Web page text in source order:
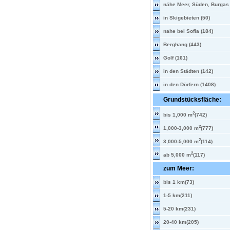
nähe Meer, Süden, Burgas
in Skigebieten (50)
nahe bei Sofia (184)
Berghang (443)
Golf (161)
in den Städten (142)
in den Dörfern (1408)
Grundstücksfläche:
bis 1,000 m2(742)
1,000-3,000 m2(777)
3,000-5,000 m2(114)
ab 5,000 m2(117)
zum Meer:
bis 1 km(73)
1-5 km(211)
5-20 km(231)
20-40 km(205)